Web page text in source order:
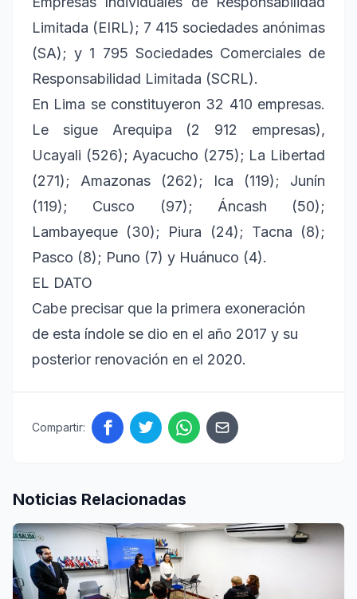
Limitada (EIRL); 7 415 sociedades anónimas
(SA); y 1 795 Sociedades Comerciales de
Responsabilidad Limitada (SCRL).
En Lima se constituyeron 32 410 empresas.
Le sigue Arequipa (2 912 empresas),
Ucayali (526); Ayacucho (275); La Libertad
(271); Amazonas (262); Ica (119); Junín
(119); Cusco (97); Áncash (50);
Lambayeque (30); Piura (24); Tacna (8);
Pasco (8); Puno (7) y Huánuco (4).
EL DATO
Cabe precisar que la primera exoneración
de esta índole se dio en el año 2017 y su
posterior renovación en el 2020.
Compartir:
Noticias Relacionadas